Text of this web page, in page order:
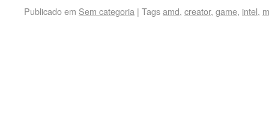
Publicado em Sem categoria | Tagsamd, creator, game, intel,